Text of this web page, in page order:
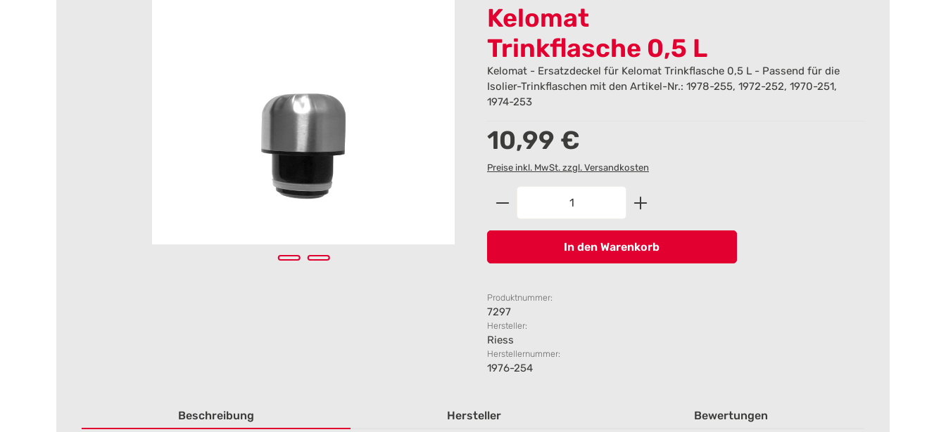
Kelomat
Trinkflasche 0,5 L
Kelomat - Ersatzdeckel für Kelomat Trinkflasche 0,5 L - Passend für die
Isolier-Trinkflaschen mit den Artikel-Nr.: 1978-255, 1972-252, 1970-251,
1974-253
Regulärer Preis:
10,99 €
Preise inkl. MwSt. zzgl. Versandkosten
Produkt Anzahl: Gib den gewünschten Wert ein oder
In den Warenkorb
Produktnummer:
7297
Hersteller:
Riess
Herstellernummer:
1976-254
Beschreibung Hersteller Bewertungen